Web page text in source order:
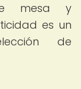
mesa y
es un
de